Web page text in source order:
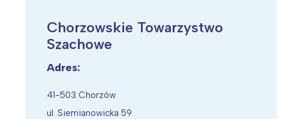
Wiosenny koncert ptaków na płocie
Chorzowskie Towarzystwo
Szachowe
Adres:
41-503 Chorzów
ul. Siemianowicka 59